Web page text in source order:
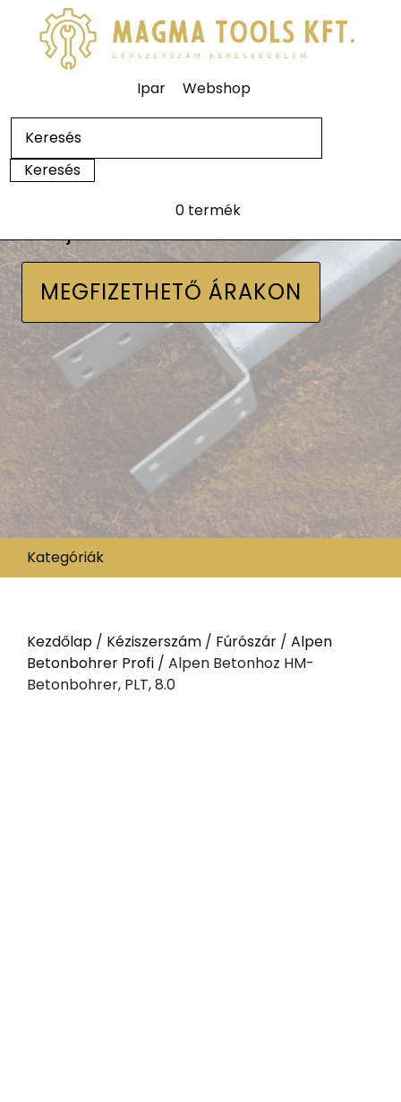
Ipar Webshop
0 termék
MEGFIZETHETŐ ÁRAKON
Kategóriák
Kezdőlap / Kéziszerszám / Fúrószár / Alpen
Betonbohrer Profi / Alpen Betonhoz HM-
Betonbohrer, PLT, 8.0